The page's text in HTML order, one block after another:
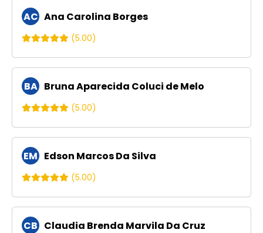
AC Ana Carolina Borges
(5.00)
BA Bruna Aparecida Coluci de Melo
(5.00)
EM Edson Marcos Da Silva
(5.00)
CB Claudia Brenda Marvila Da Cruz